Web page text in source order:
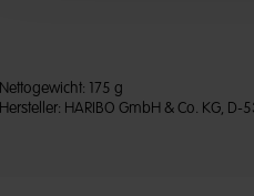
Nettogewicht: 175 g
Hersteller: HARIBO GmbH & Co. KG, D-